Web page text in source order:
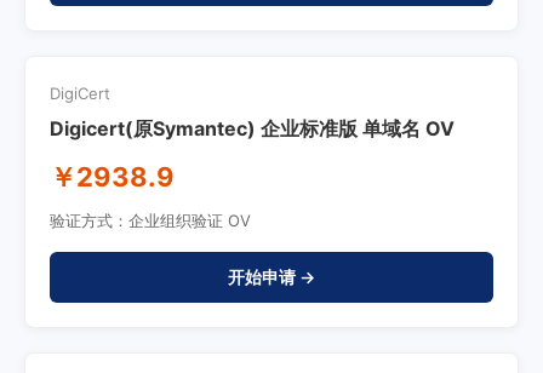
DigiCert
Digicert(原Symantec) 企业标准版 单域名 OV
￥2938.9
验证方式：企业组织验证 OV
开始申请 →